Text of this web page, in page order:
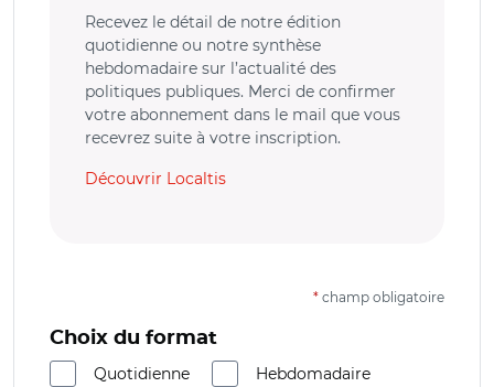
Recevez le détail de notre édition
quotidienne ou notre synthèse
hebdomadaire sur l’actualité des
politiques publiques. Merci de confirmer
votre abonnement dans le mail que vous
recevrez suite à votre inscription.
Découvrir Localtis
* champ obligatoire
Choix du format
Quotidienne
Hebdomadaire